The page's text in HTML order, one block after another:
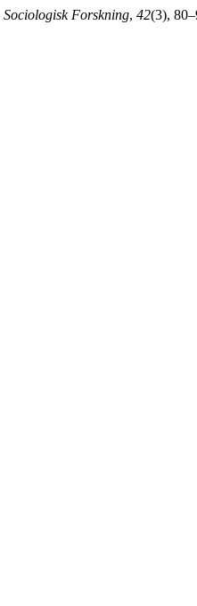
Sociologisk Forskning, 42(3),